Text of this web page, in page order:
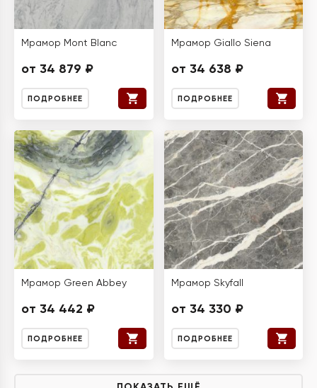
Мрамор Mont Blanc
от 34 879 ₽
ПОДРОБНЕЕ
Мрамор Giallo Siena
от 34 638 ₽
ПОДРОБНЕЕ
Мрамор Green Abbey
от 34 442 ₽
ПОДРОБНЕЕ
Мрамор Skyfall
от 34 330 ₽
ПОДРОБНЕЕ